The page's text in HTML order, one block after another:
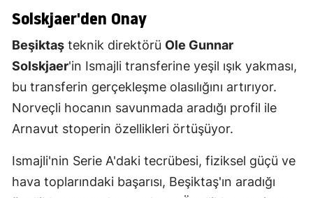
Solskjaer'den Onay
Beşiktaş teknik direktörü Ole Gunnar
Solskjaer'in Ismajli transferine yeşil ışık yakması,
bu transferin gerçekleşme olasılığını artırıyor.
Norveçli hocanın savunmada aradığı profil ile
Arnavut stoperin özellikleri örtüşüyor.
Ismajli'nin Serie A'daki tecrübesi, fiziksel güçü ve
hava toplarındaki başarısı, Beşiktaş'ın aradığı